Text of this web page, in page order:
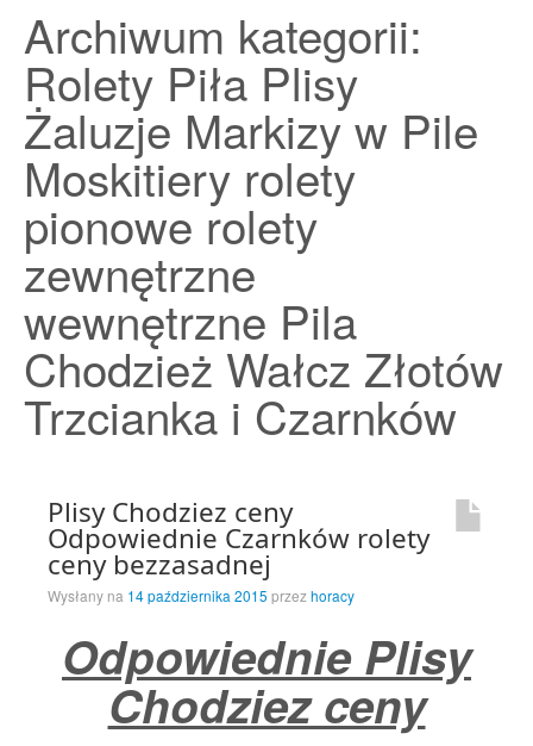
Przykładowa strona
Strona Główna
Archiwum kategorii:
Rolety Piła Plisy
Żaluzje Markizy w Pile
Moskitiery rolety
pionowe rolety
zewnętrzne
wewnętrzne Pila
Chodzież Wałcz Złotów
Trzcianka i Czarnków
Plisy Chodziez ceny
Odpowiednie Czarnków rolety
ceny bezzasadnej
Wysłany na 14 października 2015 przezhoracy
Odpowiednie Plisy
Chodziez ceny